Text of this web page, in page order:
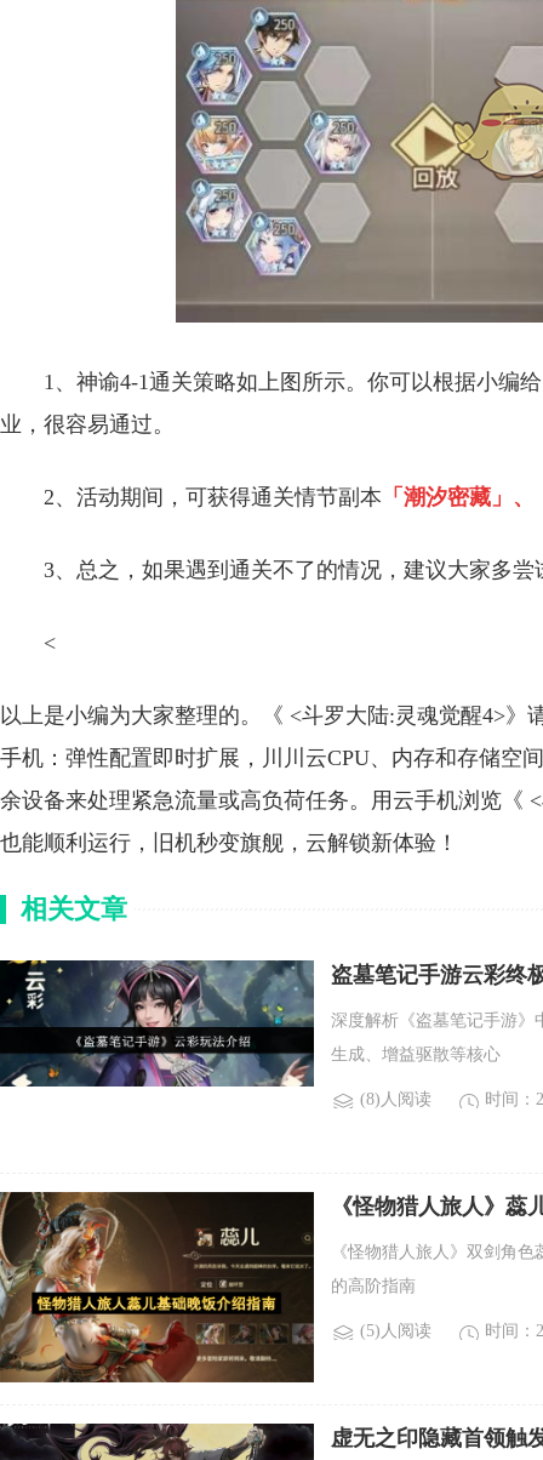
1、神谕4-1通关策略如上图所示。你可以根据小编
业，很容易通过。
2、活动期间，可获得通关情节副本 「潮汐密藏」
3、总之，如果遇到通关不了的情况，建议大家多
<
以上是小编为大家整理的。《 <斗罗大陆:灵魂觉醒4>
手机：弹性配置即时扩展，川川云CPU、内存和存储空
余设备来处理紧急流量或高负荷任务。用云手机浏览《
也能顺利运行，旧机秒变旗舰，云解锁新体验！
相关文章
盗墓笔记手游云彩终
深度解析《盗墓笔记手游》
生成、增益驱散等核心
(8)人阅读 时间：
《怪物猎人旅人》
《怪物猎人旅人》双剑角
的高阶指南
(5)人阅读 时间：
虚无之印隐藏首领触